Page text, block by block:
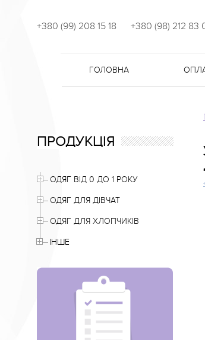
+380 (99) 208 15 18 +380 (98) 212 83
ГОЛОВНА
ПРОДУКЦІЯ
ОДЯГ ВІД 0 ДО 1 РОКУ
ОДЯГ ДЛЯ ДІВЧАТ
ОДЯГ ДЛЯ ХЛОПЧИКІВ
ІНШЕ